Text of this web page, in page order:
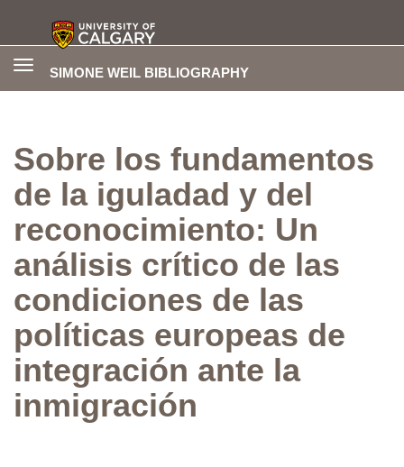
SIMONE WEIL BIBLIOGRAPHY
Toggle
Sobre los fundamentos
de la iguladad y del
reconocimiento: Un
análisis crítico de las
condiciones de las
políticas europeas de
integración ante la
inmigración